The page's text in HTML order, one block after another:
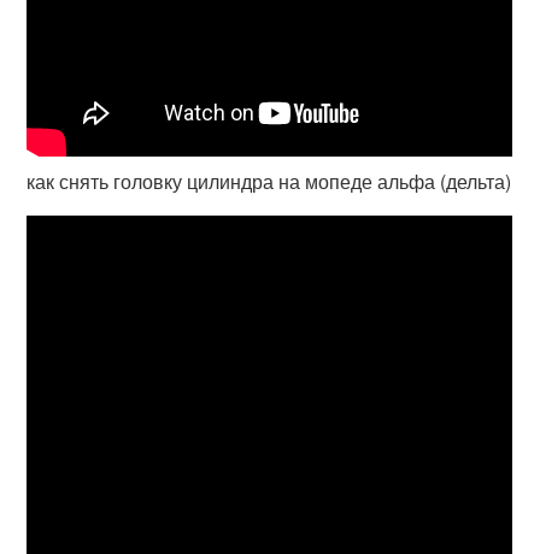
как снять головку цилиндра на мопеде альфа (дельта)